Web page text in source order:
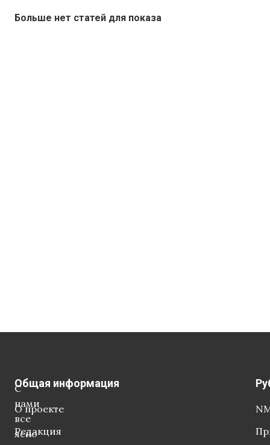
Больше нет статей для показа
С
нами
все
ясно
Общая информация
О проекте
Редакция